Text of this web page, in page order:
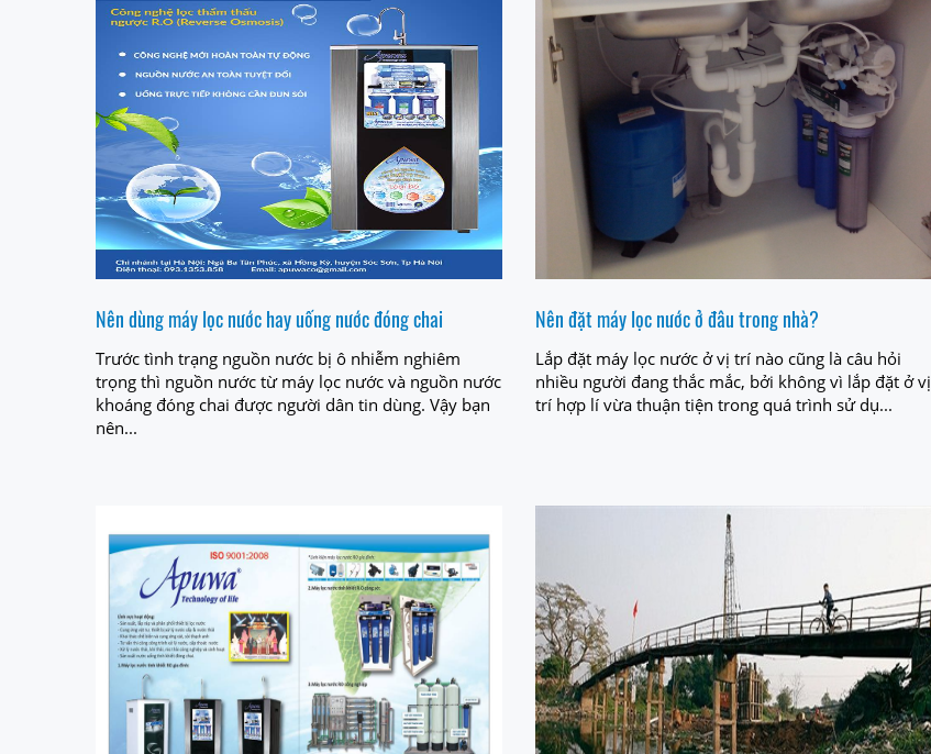
Nên dùng máy lọc nước hay uống nước đóng chai
Trước tình trạng nguồn nước bị ô nhiễm nghiêm
trọng thì nguồn nước từ máy lọc nước và nguồn nước
khoáng đóng chai được người dân tin dùng. Vậy bạn
nên...
Nên đặt máy lọc nước ở đâu trong nhà?
Lắp đặt máy lọc nước ở vị trí nào cũng là câu hỏi
nhiều người đang thắc mắc, bởi không vì lắp đặt ở vị
trí hợp lí vừa thuận tiện trong quá trình sử dụ...